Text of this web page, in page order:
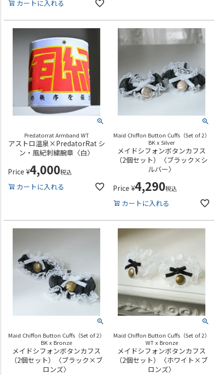
カートに入れる
Predatorrat Armband WT
アストロ温泉×PredatorRat シ
ン・風紀刺繍腕章〈白〉
Price ¥4,000税込
カートに入れる
Maid Chiffon Button Cuffs（Set of 2）
BK x Silver
メイドシフォンボタンカフス
（2個セット）〈ブラック×シ
ルバー〉
Price ¥4,290税込
カートに入れる
Maid Chiffon Button Cuffs（Set of 2）
BK x Bronze
メイドシフォンボタンカフス
（2個セット）〈ブラック×ブ
ロンズ〉
Maid Chiffon Button Cuffs（Set of 2）
WT x Bronze
メイドシフォンボタンカフス
（2個セット）〈ホワイト×ブ
ロンズ〉